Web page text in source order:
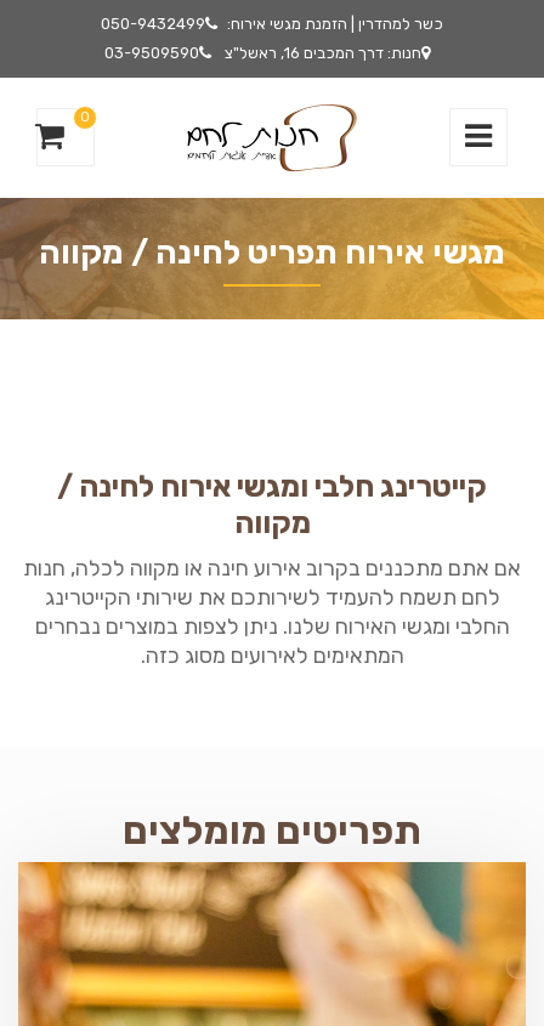
כשר למהדרין | הזמנת מגשי אירוח:
050-9432499
חנות: דרך המכבים 16, ראשל"צ
03-9509590
0
מגשי אירוח תפריט לחינה / מקווה
קייטרינג חלבי ומגשי אירוח לחינה /
מקווה
אם אתם מתכננים בקרוב אירוע חינה או מקווה לכלה, חנות
לחם תשמח להעמיד לשירותכם את שירותי הקייטרינג
החלבי ומגשי האירוח שלנו. ניתן לצפות במוצרים נבחרים
המתאימים לאירועים מסוג כזה.
תפריטים מומלצים